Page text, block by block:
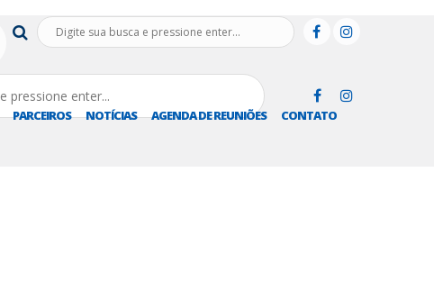
PARCEIROS NOTÍCIAS AGENDA DE REUNIÕES CONTATO